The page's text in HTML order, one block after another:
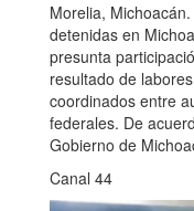
Morelia,
detenidas en
presunta
resultado de
coordinados entre
federales. De
Gobierno de
Canal 44